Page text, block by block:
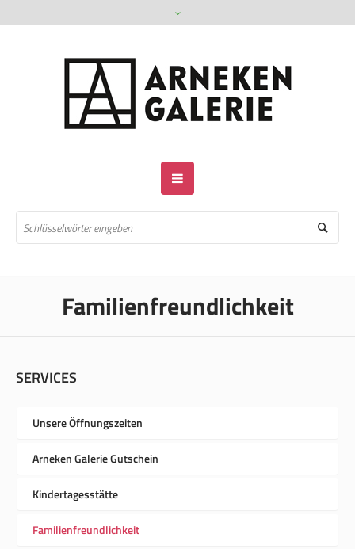
Familienfreundlichkeit
SERVICES
Unsere Öffnungszeiten
Arneken Galerie Gutschein
Kindertagesstätte
Familienfreundlichkeit